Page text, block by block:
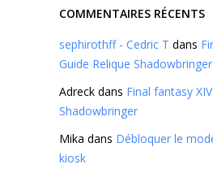
COMMENTAIRES RÉCENTS
sephirothff - Cedric T dans
Guide Relique Shadowbringer
Adreck dans Final fantasy
Shadowbringer
Mika dans Débloquer le
kiosk